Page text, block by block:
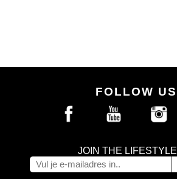
FOLLOW US
JOIN THE LIFESTYLE